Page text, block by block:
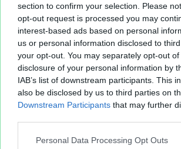
section to confirm your selection. Please
opt-out request is processed you may
interest-based ads based on personal
us or personal information disclosed to
your opt-out. You may separately opt-out
disclosure of your personal information by
IAB’s list of downstream participants. This
also be disclosed by us to third parties on
Downstream Participants that may further
Personal Data Processing Opt Outs